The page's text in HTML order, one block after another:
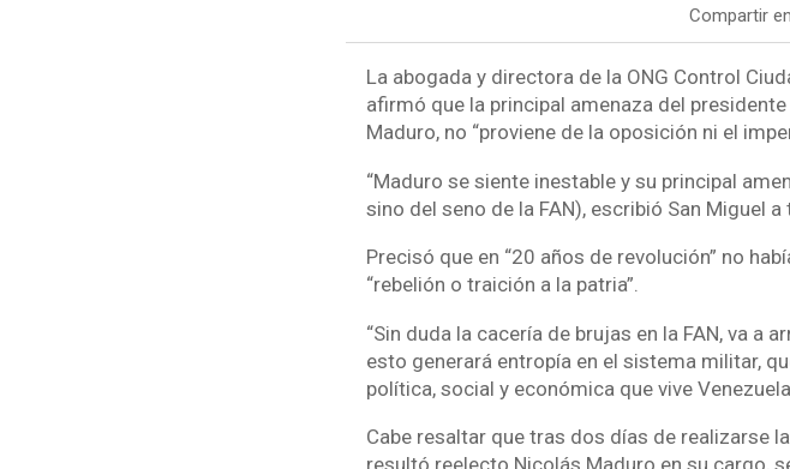
Compartir
La abogada y directora de la ONG Control
afirmó que la principal amenaza del
Maduro, no “proviene de la oposición ni el
“Maduro se siente inestable y su principal
sino del seno de la FAN), escribió San Miguel
Precisó que en “20 años de revolución” no
“rebelión o traición a la patria”.
“Sin duda la cacería de brujas en la FAN, va a
esto generará entropía en el sistema militar,
política, social y económica que vive
Cabe resaltar que tras dos días de realizarse